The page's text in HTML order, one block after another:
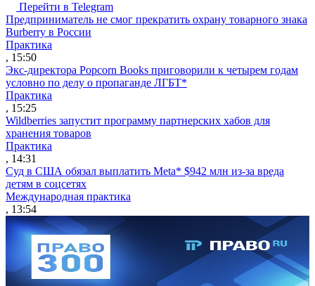
Перейти в Telegram
Предприниматель не смог прекратить охрану товарного знака
Burberry в России
Практика
, 15:50
Экс-директора Popcorn Books приговорили к четырем годам
условно по делу о пропаганде ЛГБТ*
Практика
, 15:25
Wildberries запустит программу партнерских хабов для
хранения товаров
Практика
, 14:31
Суд в США обязал выплатить Meta* $942 млн из-за вреда
детям в соцсетях
Международная практика
, 13:54